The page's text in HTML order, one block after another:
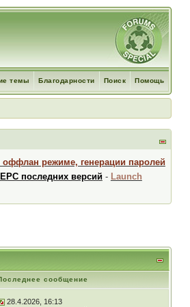
Помощь
Поиск
Благодарности
темы
оффлан режиме, генерации паролей
последних версий- Launch
сообщение
28.4.2026, 16:13